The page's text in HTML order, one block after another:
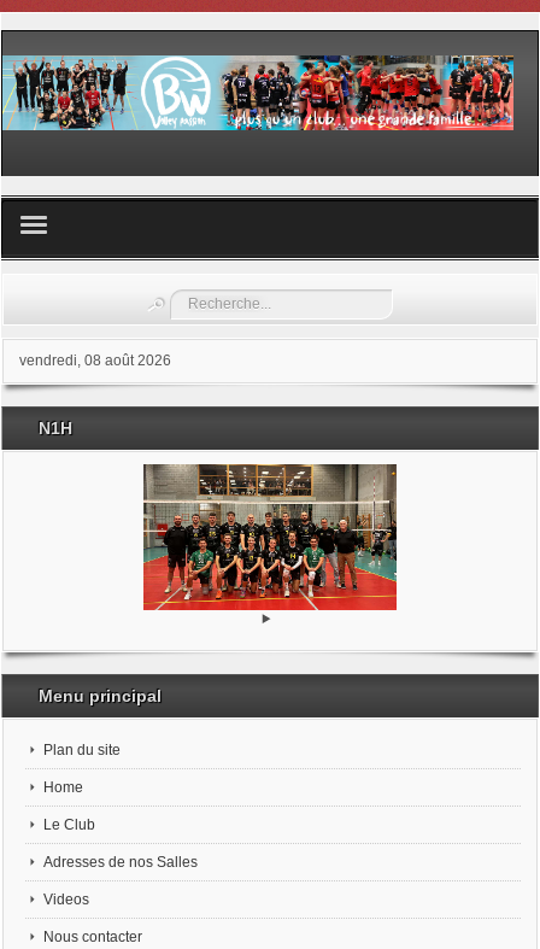
Les samedis du sport
Les stages
Documents
Rechercher
vendredi, 08 août 2026
N1H
Menu principal
Plan du site
Home
Le Club
Adresses de nos Salles
Videos
Nous contacter